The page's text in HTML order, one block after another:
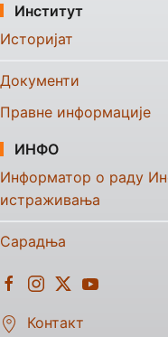
Институт
Историјат
Документи
Правне информације
ИНФО
Информатор о раду
истраживања
Сарадња
Контакт